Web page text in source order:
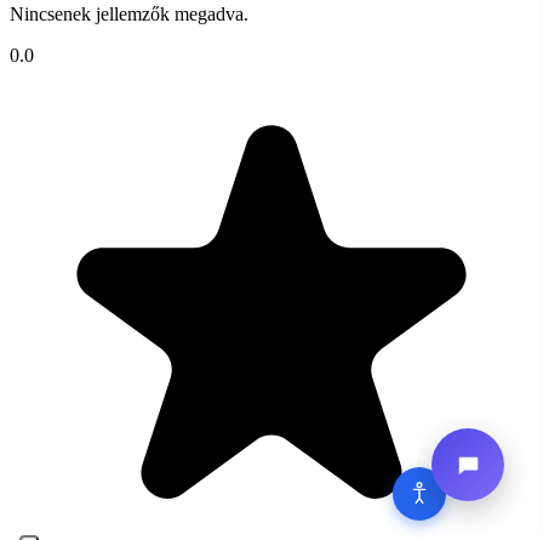
Nincsenek jellemzők megadva.
0.0